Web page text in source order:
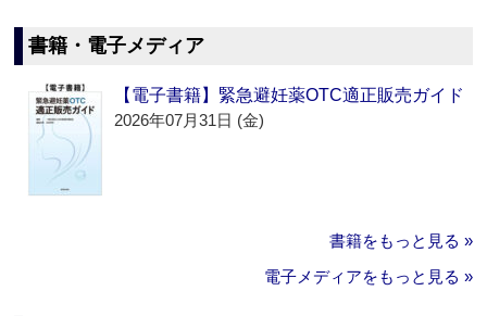
書籍・電子メディア
【電子書籍】緊急避妊薬OTC適正販売ガイド
2026年07月31日 (金)
書籍をもっと見る »
電子メディアをもっと見る »